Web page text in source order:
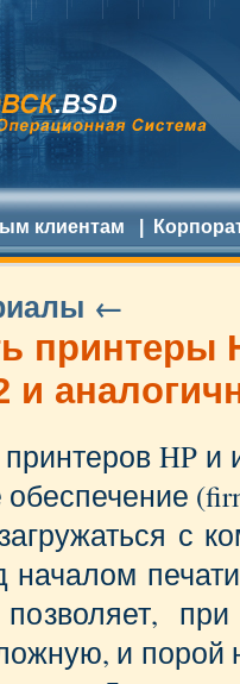
клиентам
←
принтеры
и
HP
с
началом
и